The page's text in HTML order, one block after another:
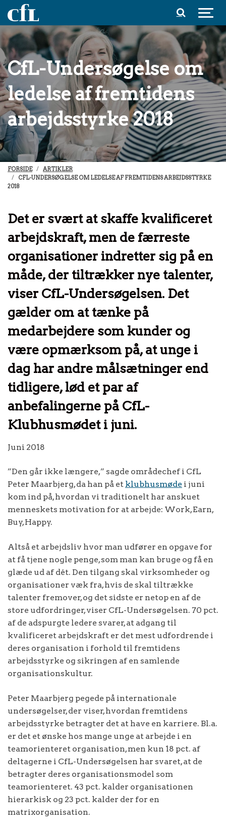
Spring til indhold
CfL-Undersøgelse om
ledelse af fremtidens
arbejdsstyrke 2018
FORSIDE
ARTIKLER
CFL-UNDERSØGELSE OM LEDELSE AF FREMTIDENS ARBEJDSSTYRKE
2018
Det er svært at skaffe kvalificeret
arbejdskraft, men de færreste
organisationer indretter sig på en
måde, der tiltrækker nye talenter,
viser CfL-Undersøgelsen. Det
gælder om at tænke på
medarbejdere som kunder og
være opmærksom på, at unge i
dag har andre målsætninger end
tidligere, lød et par af
anbefalingerne på CfL-
Klubhusmødet i juni.
Juni 2018
”Den går ikke længere,” sagde områdechef i CfL
Peter Maarbjerg, da han på et klubhusmøde i juni
kom ind på, hvordan vi traditionelt har anskuet
menneskets motivation for at arbejde: Work, Earn,
Buy, Happy.
Altså et arbejdsliv hvor man udfører en opgave for
at få tjene nogle penge, som man kan bruge og få en
glæde ud af dét. Den tilgang skal virksomheder og
organisationer væk fra, hvis de skal tiltrække
talenter fremover, og det sidste er netop en af de
store udfordringer, viser CfL-Undersøgelsen. 70 pct.
af de adspurgte ledere svarer, at adgang til
kvalificeret arbejdskraft er det mest udfordrende i
deres organisation i forhold til fremtidens
arbejdsstyrke og sikringen af en samlende
organisationskultur.
Peter Maarbjerg pegede på internationale
undersøgelser, der viser, hvordan fremtidens
arbejdsstyrke betragter det at have en karriere. Bl.a.
er det et ønske hos mange unge at arbejde i en
teamorienteret organisation, men kun 18 pct. af
deltagerne i CfL-Undersøgelsen har svaret, at de
betragter deres organisationsmodel som
teamorienteret. 43 pct. kalder organisationen
hierarkisk og 23 pct. kalder der for en
matrixorganisation.